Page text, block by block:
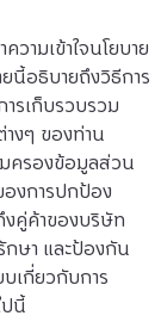
วามเข้าใจนโยบาย
นี้อธิบายถึงวิธีการ
รเก็บรวบรวม
างๆ ของท่าน
มครองข้อมูลส่วน
งการปกป้อง
คู่ค้าของบริษัท
กษา และป้องกัน
เกี่ยวกับการ
นี้